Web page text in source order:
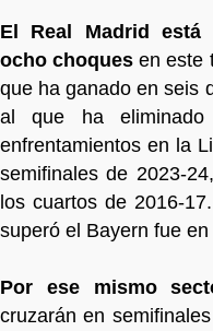
El Real Madrid
ocho choquesen este
que ha ganado en seis
al que ha
enfrentamientos en la
semifinales de 2023-
los cuartos de 2016-
superó el Bayern fue en
Por ese mismo
cruzarán en